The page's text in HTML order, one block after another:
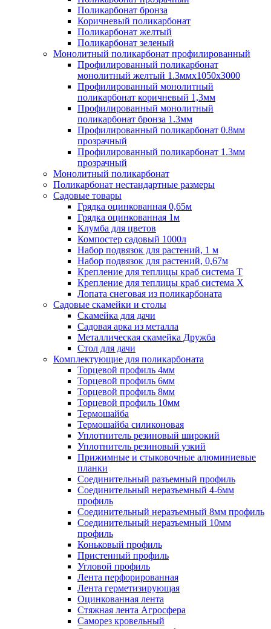
Поликарбонат бронза
Коричневый поликарбонат
Поликарбонат желтый
Поликарбонат зеленый
Монолитный поликарбонат профилированный
Профилированный поликарбонат
монолитный желтый 1.3ммх1050х3000
Профилированный монолитный
поликарбонат коричневый 1,3мм
Профилированный монолитный
поликарбонат бронза 1.3мм
Профилированный поликарбонат 0.8мм
прозрачный
Профилированный поликарбонат 1.3мм
прозрачный
Монолитный поликарбонат
Поликарбонат нестандартные размеры
Садовые товары
Грядка оцинкованная 0,65м
Грядка оцинкованная 1м
Клумба для цветов
Компостер садовый 1000л
Набор подвязок для растений, 1 м
Набор подвязок для растений, 0,67м
Крепление для теплицы краб система Т
Крепление для теплицы краб система Х
Лопата снеговая из поликарбоната
Садовые скамейки и столы
Скамейка для дачи
Садовая арка из металла
Металлическая скамейка Дружба
Стол для дачи
Комплектующие для поликарбоната
Торцевой профиль 4мм
Торцевой профиль 6мм
Торцевой профиль 8мм
Торцевой профиль 10мм
Термошайба
Термошайба силиконовая
Уплотнитель резиновый широкий
Уплотнитель резиновый узкий
Прижимные и стыковочные алюминиевые
планки
Соединительный разъемный профиль
Соединительный неразъемный 4-6мм
профиль
Соединительный неразъемный 8мм профиль
Соединительный неразъемный 10мм
профиль
Коньковый профиль
Пристенный профиль
Угловой профиль
Лента перфорированная
Лента герметизирующая
Оцинкованная лента
Стяжная лента Агросфера
Саморез кровельный